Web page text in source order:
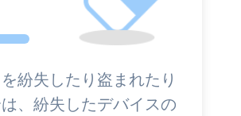
紛失したり盗まれたり
、紛失したデバイスの